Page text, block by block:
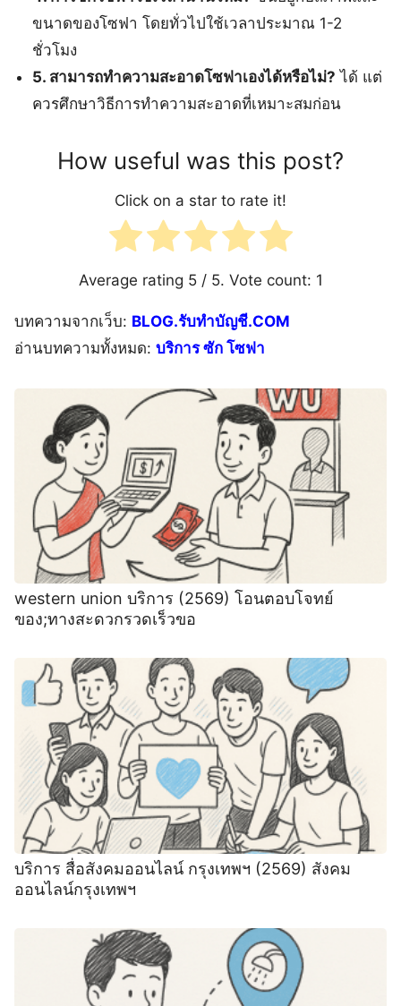
ขนาดของโซฟา โดยทั่วไปใช้เวลาประมาณ 1-2
ชั่วโมง
5. สามารถทำความสะอาดโซฟาเองได้หรือไม่? ได้ แต่
ควรศึกษาวิธีการทำความสะอาดที่เหมาะสมก่อน
How useful was this post?
Click on a star to rate it!
Average rating 5/ 5. Vote count: 1
บทความจากเว็บ: BLOG.รับทำบัญชี.COM
อ่านบทความทั้งหมด: บริการ ซัก โซฟา
western union บริการ (2569) โอนตอบโจทย์
ของ;ทางสะดวกรวดเร็วขอ
บริการ สื่อสังคมออนไลน์ กรุงเทพฯ (2569) สังคม
ออนไลน์กรุงเทพฯ